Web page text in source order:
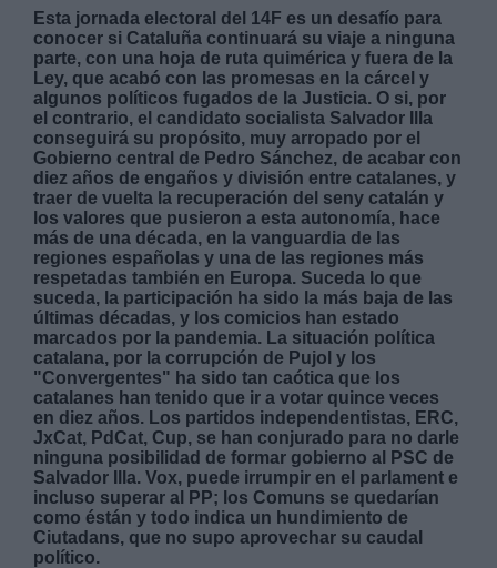
Esta jornada electoral del 14F es un desafío para
conocer si Cataluña continuará su viaje a ninguna
parte, con una hoja de ruta quimérica y fuera de la
Ley, que acabó con las promesas en la cárcel y
algunos políticos fugados de la Justicia. O si, por
el contrario, el candidato socialista Salvador Illa
conseguirá su propósito, muy arropado por el
Gobierno central de Pedro Sánchez, de acabar con
diez años de engaños y división entre catalanes, y
traer de vuelta la recuperación del seny catalán y
los valores que pusieron a esta autonomía, hace
más de una década, en la vanguardia de las
regiones españolas y una de las regiones más
respetadas también en Europa. Suceda lo que
suceda, la participación ha sido la más baja de las
últimas décadas, y los comicios han estado
marcados por la pandemia. La situación política
catalana, por la corrupción de Pujol y los
"Convergentes" ha sido tan caótica que los
catalanes han tenido que ir a votar quince veces
en diez años. Los partidos independentistas, ERC,
JxCat, PdCat, Cup, se han conjurado para no darle
ninguna posibilidad de formar gobierno al PSC de
Salvador Illa. Vox, puede irrumpir en el parlament e
incluso superar al PP; los Comuns se quedarían
como éstán y todo indica un hundimiento de
Ciutadans, que no supo aprovechar su caudal
político.
Destinatarios:
Derechos:
link
Información adicional
link